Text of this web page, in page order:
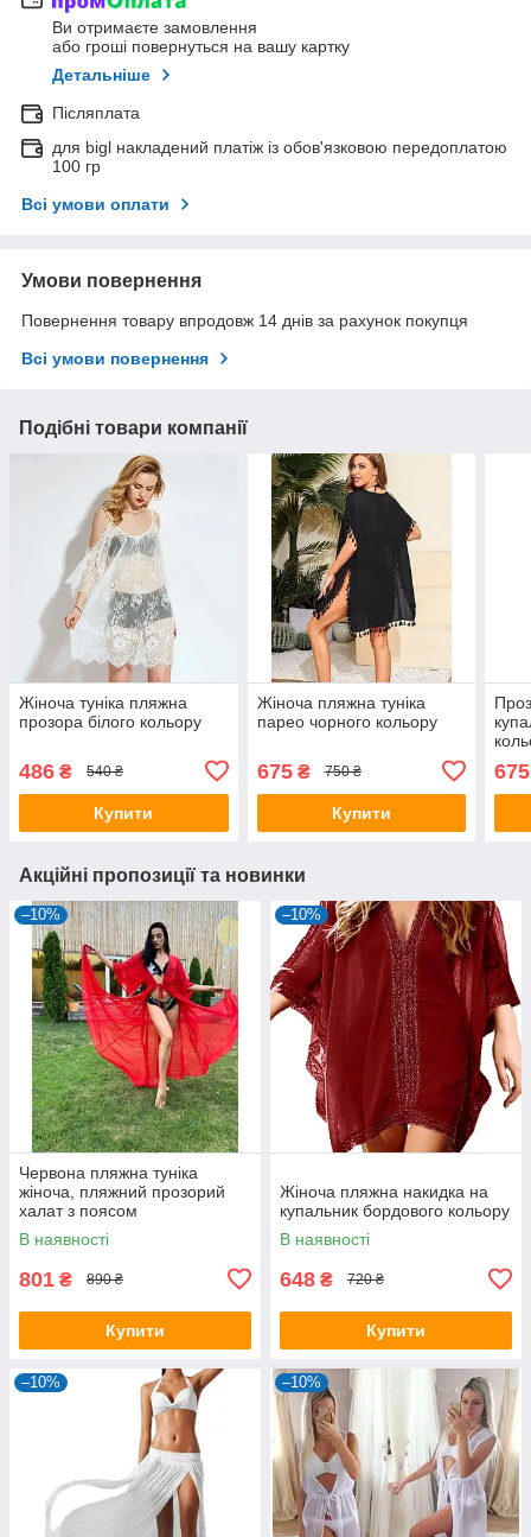
Ви отримаєте замовлення
або гроші повернуться на вашу картку
Детальніше
Післяплата
для bigl накладений платіж із обов'язковою передоплатою
100 гр
Всі умови оплати
Умови повернення
Повернення товару впродовж 14 днів за рахунок покупця
Всі умови повернення
Подібні товари компанії
Жіноча туніка пляжна
прозора білого кольору
486 ₴ 540 ₴
Купити
Жіноча пляжна туніка
парео чорного кольору
675₴ 750 ₴
Купити
675
Акційні пропозиції та новинки
–10%
Червона пляжна туніка
жіноча, пляжний прозорий
халат з поясом
В наявності
801 ₴ 890 ₴
Купити
–10%
Жіноча пляжна накидка на
купальник бордового кольору
В наявності
648 ₴ 720 ₴
Купити
–10% –10%